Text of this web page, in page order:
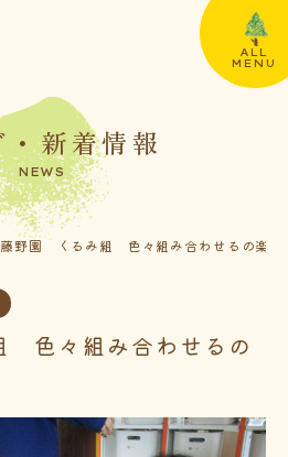
ALL
MENU
・新着情報
NEWS
藤野園 くるみ組 色々組み合わせるの楽し
色々組み合わせるの